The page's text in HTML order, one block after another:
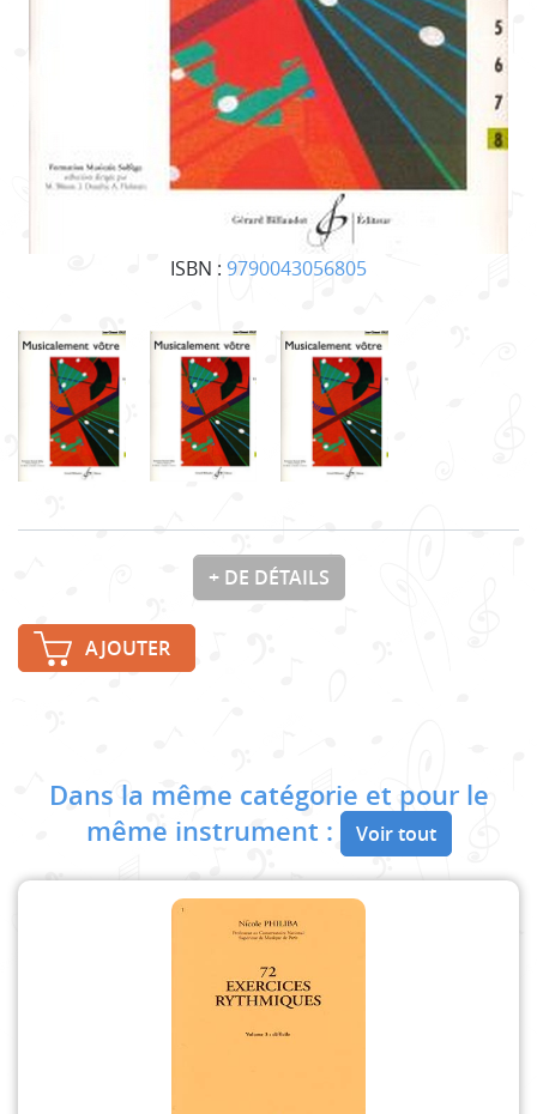
ISBN : 9790043056805
+ DE DÉTAILS
AJOUTER
Dans la même catégorie et pour le
même instrument :
Voir tout